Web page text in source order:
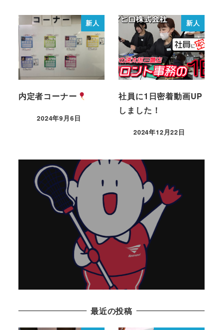
新人
内定者コーナー
2024年9月6日
新人
社員に1日密着動画UP
しました！
2024年12月22日
取引先から見たヤマヒロは
2023年7月20日
READ MORE
最近の投稿